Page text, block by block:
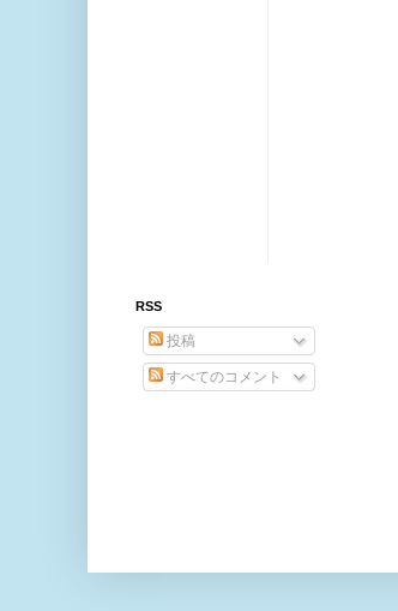
RSS
投稿
すべてのコメント